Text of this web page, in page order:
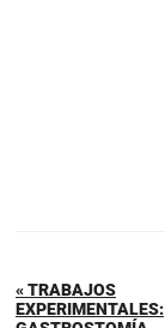
« TRABAJOS
EXPERIMENTALES: